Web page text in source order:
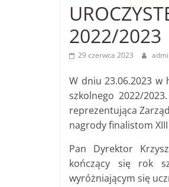
2022/2023
29 czerwca 2023
W dniu 23.06.2023 w
szkolnego 2022/
reprezentująca
nagrody finalistom
Pan Dyrektor
kończący się rok
wyróżniającym się